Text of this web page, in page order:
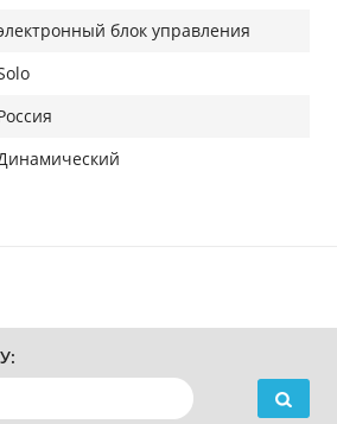
блок управления